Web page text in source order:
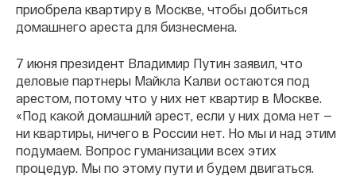
приобрела квартиру в Москве, чтобы добиться
домашнего ареста для бизнесмена.
7 июня президент Владимир Путин заявил, что
деловые партнеры Майкла Калви остаются под
арестом, потому что у них нет квартир в Москве.
«Под какой домашний арест, если у них дома нет —
ни квартиры, ничего в России нет. Но мы и над этим
подумаем. Вопрос гуманизации всех этих
процедур. Мы по этому пути и будем двигаться.